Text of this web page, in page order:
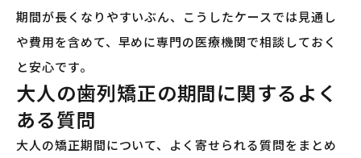
期間が長くなりやすいぶん、こうしたケースでは見通し
や費用を含めて、早めに専門の医療機関で相談しておく
と安心です。
大人の歯列矯正の期間に関するよく
ある質問
大人の矯正期間について、よく寄せられる質問をまとめ